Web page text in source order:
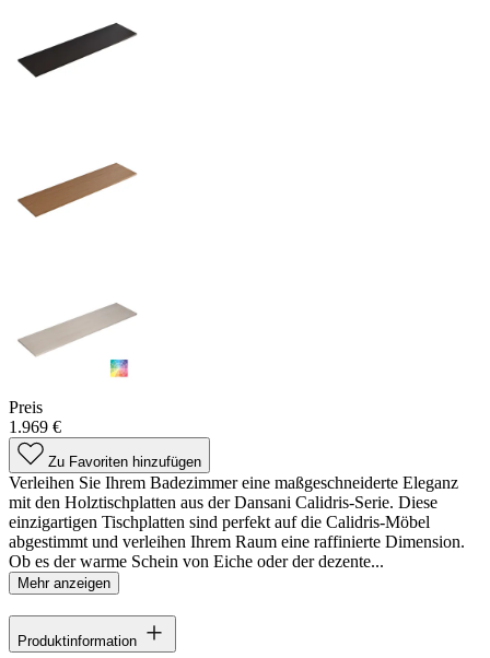
Preis
1.969 €
Zu Favoriten hinzufügen
Verleihen Sie Ihrem Badezimmer eine maßgeschneiderte Eleganz
mit den Holztischplatten aus der Dansani Calidris-Serie. Diese
einzigartigen Tischplatten sind perfekt auf die Calidris-Möbel
abgestimmt und verleihen Ihrem Raum eine raffinierte Dimension.
Ob es der warme Schein von Eiche oder der dezente...
Mehr anzeigen
Produktinformation